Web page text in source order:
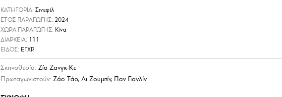
ΚΑΤΗΓΟΡΙΑ: Σινεφίλ
ΕΤΟΣ ΠΑΡΑΓΩΓΗΣ: 2024
ΧΩΡΑ ΠΑΡΑΓΩΓΗΣ: Κίνα
ΔΙΑΡΚΕΙΑ: 111
ΕΙΔΟΣ: ΕΓΧΡ.
Σκηνοθεσία: Ζία Ζανγκ-Κε
Πρωταγωνιστούν: Ζάο Τάο, Λι Ζουμπίν, Παν Γιανλίν